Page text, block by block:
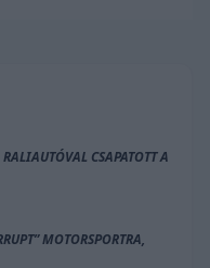
CSAPATOTT A
MOTORSPORTRA,